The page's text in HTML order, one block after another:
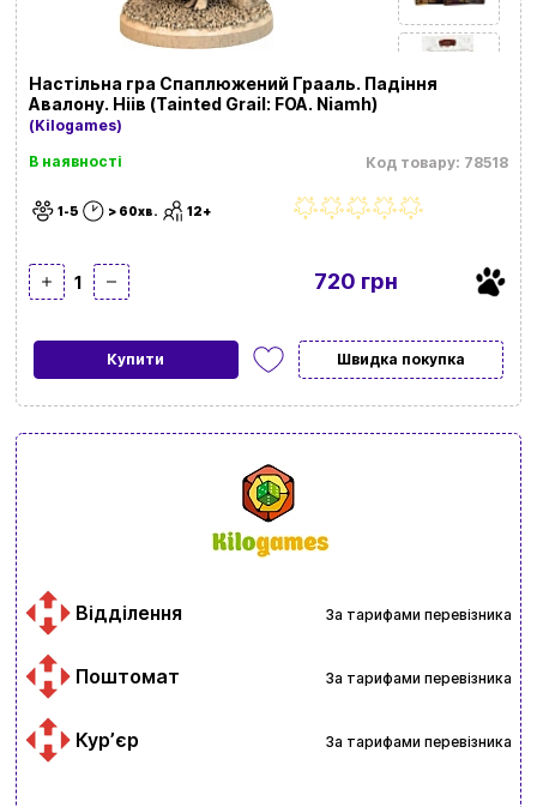
Настільна гра Спаплюжений Грааль. Падіння
Авалону. Ніів (Tainted Grail: FOA. Niamh)
(Kilogames)
Код товару: 78518
В наявності
1-5 > 60хв. 12+
720 грн
1
Купити Швидка покупка
Відділення За тарифами перевізника
Поштомат За тарифами перевізника
Курʼєр За тарифами перевізника